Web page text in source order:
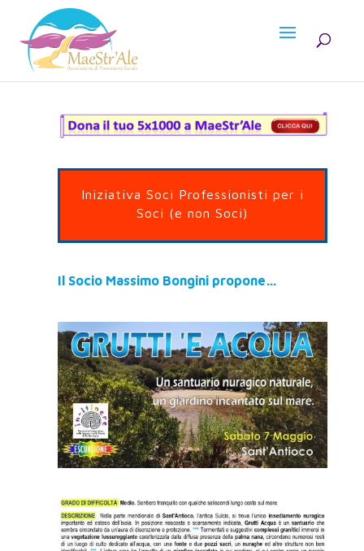
Iniziativa Soci Professionisti per i
Soci (e non Soci)
Il Socio Massimo Bongini propone…